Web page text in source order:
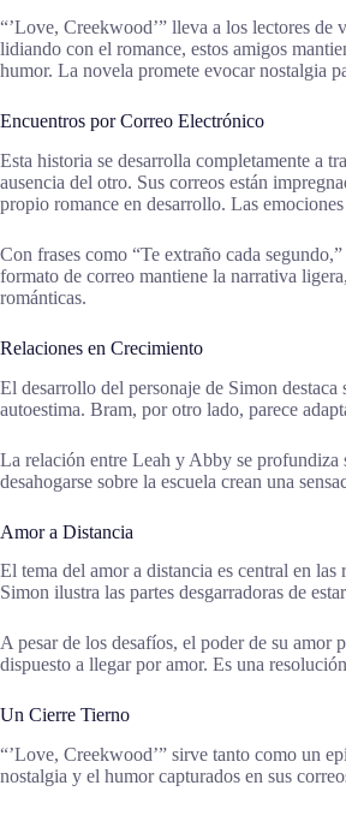
“’Love, Creekwood’” lleva a los lectores
lidiando con el romance, estos amigos
humor. La novela promete evocar nostalgia
Encuentros por Correo Electrónico
Esta historia se desarrolla completamente a
ausencia del otro. Sus correos están
propio romance en desarrollo. Las
Con frases como “Te extraño cada
formato de correo mantiene la narrativa
románticas.
Relaciones en Crecimiento
El desarrollo del personaje de Simon
autoestima. Bram, por otro lado, parece
La relación entre Leah y Abby se profundiza
desahogarse sobre la escuela crean una
Amor a Distancia
El tema del amor a distancia es central en
Simon ilustra las partes desgarradoras de
A pesar de los desafíos, el poder de su amor
dispuesto a llegar por amor. Es una
Un Cierre Tierno
“’Love, Creekwood’” sirve tanto como un
nostalgia y el humor capturados en sus